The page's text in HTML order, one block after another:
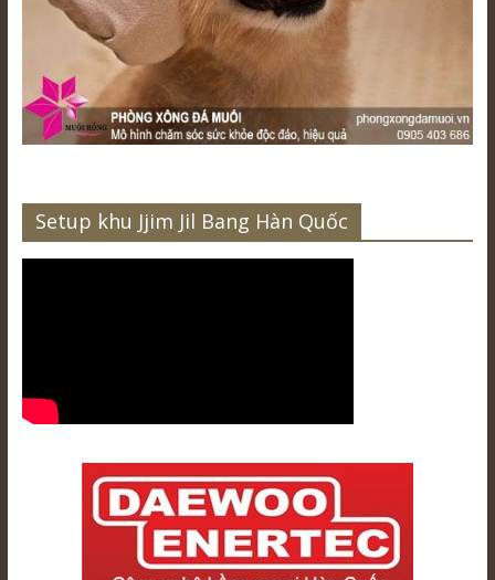
Setup khu Jjim Jil Bang Hàn Quốc